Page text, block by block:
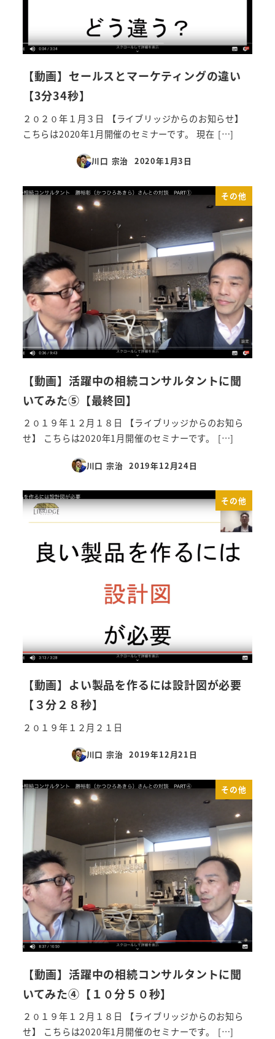
【動画】セールスとマーケティングの違い
【3分34秒】
２０２０年１月３日 【ライブリッジからのお知らせ】
こちらは2020年1月開催のセミナーです。 現在 […]
川口 宗治
投稿日
2020年1月3日
その他
【動画】活躍中の相続コンサルタントに聞
いてみた⑤【最終回】
２０１９年１２月１８日 【ライブリッジからのお知ら
せ】 こちらは2020年1月開催のセミナーです。 […]
川口 宗治
投稿日
2019年12月24日
その他
【動画】よい製品を作るには設計図が必要
【３分２８秒】
２０１９年１２月２１日
川口 宗治
投稿日
2019年12月21日
その他
【動画】活躍中の相続コンサルタントに聞
いてみた④【１０分５０秒】
２０１９年１２月１８日 【ライブリッジからのお知ら
せ】 こちらは2020年1月開催のセミナーです。 […]